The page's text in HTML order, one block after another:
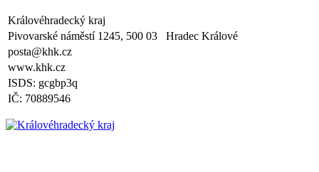
Zveřejněno: 8.4.2025
Třídní schůzky dne 8. 4. 2025 od 13 - 16 hodin
Královéhradecký kraj
Pivovarské náměstí 1245, 500 03 Hradec Králové
posta@khk.cz
www.khk.cz
ISDS: gcgbp3q
IČ: 70889546